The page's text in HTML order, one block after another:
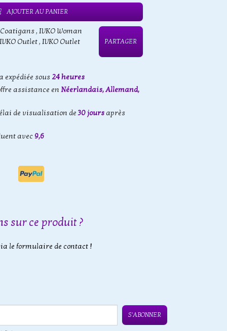
AJOUTER AU PANIER
, IVKO Woman
IVKO Outlet, IVKO Outlet
PARTAGER
expédiée sous24 heures
assistance en Néerlandais, Allemand,
de visualisation de30 jours après
avec 9,6
sur ce produit ?
le formulaire de contact !
S'ABONNER